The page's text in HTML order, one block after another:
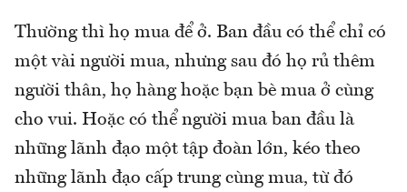
Thường thì họ mua để ở. Ban đầu có thể chỉ có
một vài người mua, nhưng sau đó họ rủ thêm
người thân, họ hàng hoặc bạn bè mua ở cùng
cho vui. Hoặc có thể người mua ban đầu là
những lãnh đạo một tập đoàn lớn, kéo theo
những lãnh đạo cấp trung cùng mua, từ đó